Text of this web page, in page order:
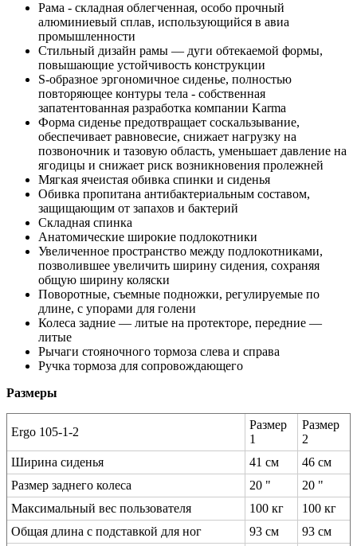
Рама - складная облегченная, особо прочный
алюминиевый сплав, использующийся в авиа
промышленности
Стильный дизайн рамы — дуги обтекаемой формы,
повышающие устойчивость конструкции
S-образное эргономичное сиденье, полностью
повторяющее контуры тела - собственная
запатентованная разработка компании Karma
Форма сиденье предотвращает соскальзывание,
обеспечивает равновесие, снижает нагрузку на
позвоночник и тазовую область, уменьшает давление на
ягодицы и снижает риск возникновения пролежней
Мягкая ячеистая обивка спинки и сиденья
Обивка пропитана антибактериальным составом,
защищающим от запахов и бактерий
Складная спинка
Анатомические широкие подлокотники
Увеличенное пространство между подлокотниками,
позволившее увеличить ширину сидения, сохраняя
общую ширину коляски
Поворотные, съемные подножки, регулируемые по
длине, с упорами для голени
Колеса задние — литые на протекторе, передние —
литые
Рычаги стояночного тормоза слева и справа
Ручка тормоза для сопровождающего
Размеры
Ergo 105-1-2
Размер
1
Размер
2
Ширина сиденья
41 см
46 см
Размер заднего колеса
20 "
20 "
Максимальный вес пользователя
100 кг
100 кг
Общая длина с подставкой для ног
93 см
93 см